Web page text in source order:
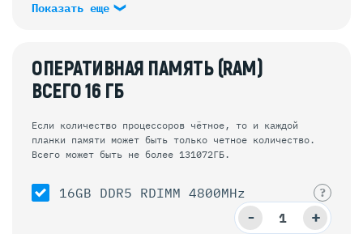
Показать еще
ОПЕРАТИВНАЯ ПАМЯТЬ (RAM)
ВСЕГО16 ГБ
Если количество процессоров чётное, то и каждой
планки памяти может быть только четное количество.
Всего может быть не более 131072ГБ.
16GB DDR5 RDIMM 4800MHz ?
+
-